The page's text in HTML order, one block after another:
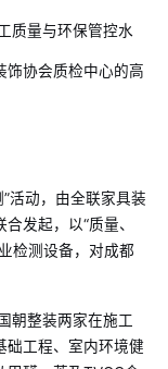
质量与环保管控水
饰协会质检中心的高
活动，由全联家具装
发起，以“质量、
检测设备，对成都
朝整装两家在施工
础工程、室内环境健